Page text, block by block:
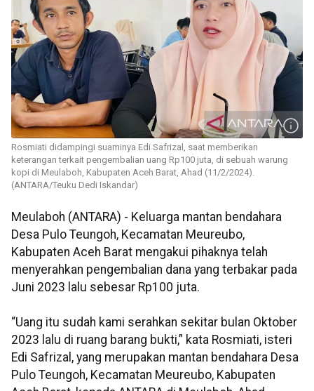
Rosmiati didampingi suaminya Edi Safrizal, saat memberikan
keterangan terkait pengembalian uang Rp100 juta, di sebuah warung
kopi di Meulaboh, Kabupaten Aceh Barat, Ahad (11/2/2024).
(ANTARA/Teuku Dedi Iskandar)
Meulaboh (ANTARA) - Keluarga mantan bendahara
Desa Pulo Teungoh, Kecamatan Meureubo,
Kabupaten Aceh Barat mengakui pihaknya telah
menyerahkan pengembalian dana yang terbakar pada
Juni 2023 lalu sebesar Rp100 juta.
“Uang itu sudah kami serahkan sekitar bulan Oktober
2023 lalu di ruang barang bukti,” kata Rosmiati, isteri
Edi Safrizal, yang merupakan mantan bendahara Desa
Pulo Teungoh, Kecamatan Meureubo, Kabupaten